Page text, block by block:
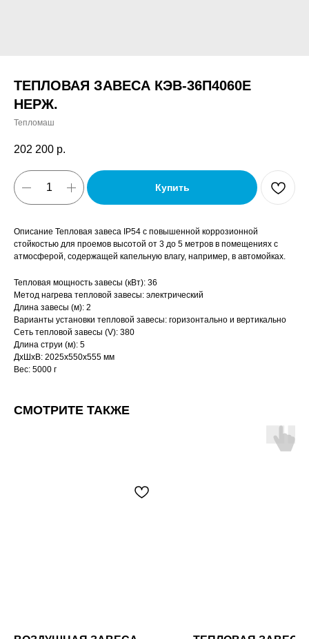
ТЕПЛОВАЯ ЗАВЕСА КЭВ-36П4060E
НЕРЖ.
Тепломаш
202 200 р.
Купить
Описание Тепловая завеса IP54 с повышенной коррозионной
стойкостью для проемов высотой от 3 до 5 метров в помещениях с
атмосферой, содержащей капельную влагу, например, в автомойках.
Тепловая мощность завесы (кВт): 36
Метод нагрева тепловой завесы: электрический
Длина завесы (м): 2
Варианты установки тепловой завесы: горизонтально и вертикально
Сеть тепловой завесы (V): 380
Длина струи (м): 5
ДxШxВ: 2025x550x555 мм
Вес: 5000 г
СМОТРИТЕ ТАКЖЕ